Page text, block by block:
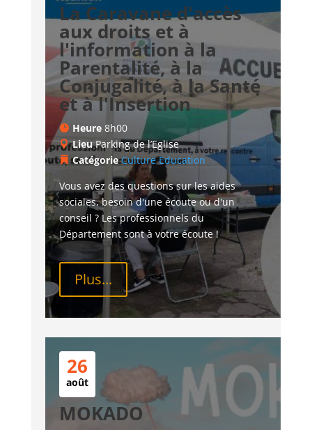
La Caravane d'accès
aux droits et à
l'information à la
Parentalité, à la
Conjugalité, à la Santé
et à l'Insertion
Heure 8h00
LieuParking de l’Eglise
CatégorieCulture Education
Vous avez des questions sur les aides
sociales, besoin d'une écoute ou d'un
conseil ? Les professionnels du
Département sont à votre écoute !
Plus...
26
août
MOKADO